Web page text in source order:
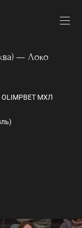
— Локо
МХЛ